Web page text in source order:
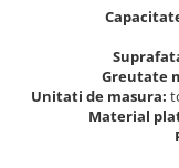
Cantare bebelusi
Cantare cu
scaune cu rotile
Cantare cu scaun
Cantare de baie
Greutate
Unitati de masura:
Material